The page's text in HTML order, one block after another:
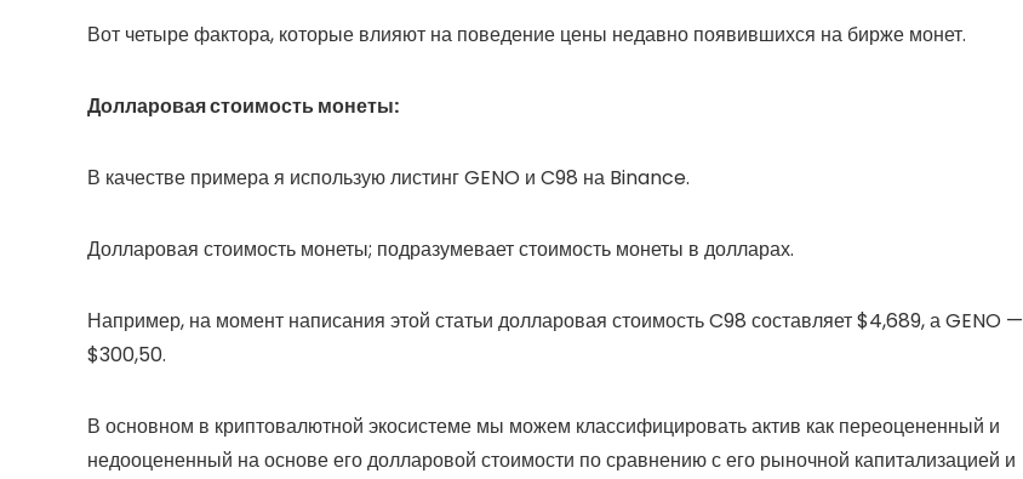
Вот четыре фактора, которые влияют на поведение цены недавно появившихся на бирже монет.
Долларовая стоимость монеты:
В качестве примера я использую листинг GENO и C98 на Binance.
Долларовая стоимость монеты; подразумевает стоимость монеты в долларах.
Например, на момент написания этой статьи долларовая стоимость C98 составляет $4,689, а GENO —
$300,50.
В основном в криптовалютной экосистеме мы можем классифицировать актив как переоцененный и
недооцененный на основе его долларовой стоимости по сравнению с его рыночной капитализацией и